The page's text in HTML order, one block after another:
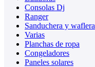
Consolas Dj
Ranger
Sanduchera y waflera
Varias
Planchas de ropa
Congeladores
Paneles solares